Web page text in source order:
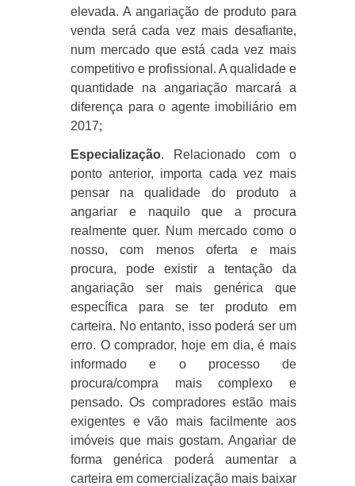
elevada. A angariação de produto para
venda será cada vez mais desafiante,
num mercado que está cada vez mais
competitivo e profissional. A qualidade e
quantidade na angariação marcará a
diferença para o agente imobiliário em
2017;
Especialização. Relacionado com o
ponto anterior, importa cada vez mais
pensar na qualidade do produto a
angariar e naquilo que a procura
realmente quer. Num mercado como o
nosso, com menos oferta e mais
procura, pode existir a tentação da
angariação ser mais genérica que
específica para se ter produto em
carteira. No entanto, isso poderá ser um
erro. O comprador, hoje em dia, é mais
informado e o processo de
procura/compra mais complexo e
pensado. Os compradores estão mais
exigentes e vão mais facilmente aos
imóveis que mais gostam. Angariar de
forma genérica poderá aumentar a
carteira em comercialização mais baixar